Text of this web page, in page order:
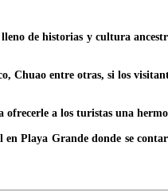
de historias y cultura
Chuao entre otras, si los
a los turistas una
Playa Grande donde se